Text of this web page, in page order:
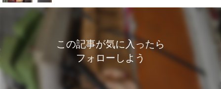
この記事が気に入ったら
フォローしよう